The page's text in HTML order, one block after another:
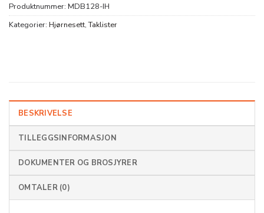
Produktnummer: MDB128-IH
Kategorier: Hjørnesett,Taklister
BESKRIVELSE
TILLEGGSINFORMASJON
DOKUMENTER OG BROSJYRER
OMTALER (0)